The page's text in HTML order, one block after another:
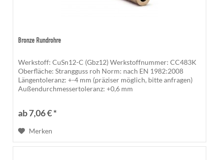
Bronze Rundrohre
Werkstoff: CuSn12-C (Gbz12) Werkstoffnummer: CC483K
Oberfläche: Strangguss roh Norm: nach EN 1982:2008
Längentoleranz: +-4 mm (präziser möglich, bitte anfragen)
Außendurchmessertoleranz: +0,6 mm
ab 7,06 € *
Merken